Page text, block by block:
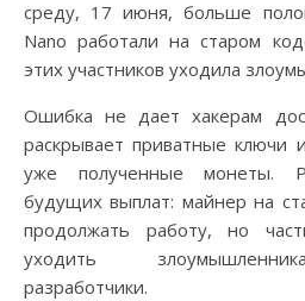
среду, 17 июня, больше
Nano работали на старом
этих участников уходила
Ошибка не дает хакерам
раскрывает приватные ключи
уже полученные монеты.
будущих выплат: майнер на
продолжать работу, но
уходить
разработчики.